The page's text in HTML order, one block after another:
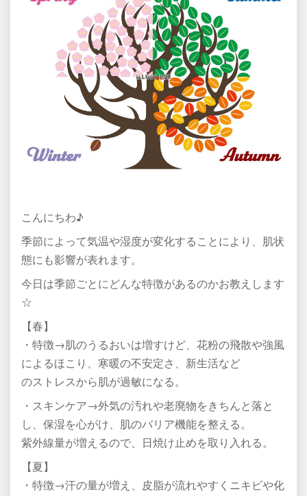
こんにちわ♪
季節によって気温や湿度が変化することにより、肌状
態にも影響が表れます。
今日は季節ごとにどんな特徴があるのかお教えします
☆
【春】
・特徴→肌のうるおいは増すけど、花粉の飛散や強風
によるほこり、寒暖の不安定さ、新生活など
のストレスから肌が過敏になる。
・スキンケア→外気の汚れや老廃物をきちんと落と
し、保湿を心がけ、肌のバリア機能を整える。
紫外線量が増えるので、日焼け止めを取り入れる。
【夏】
・特徴→汗の量が増え、皮脂が流れやすくニキビや化